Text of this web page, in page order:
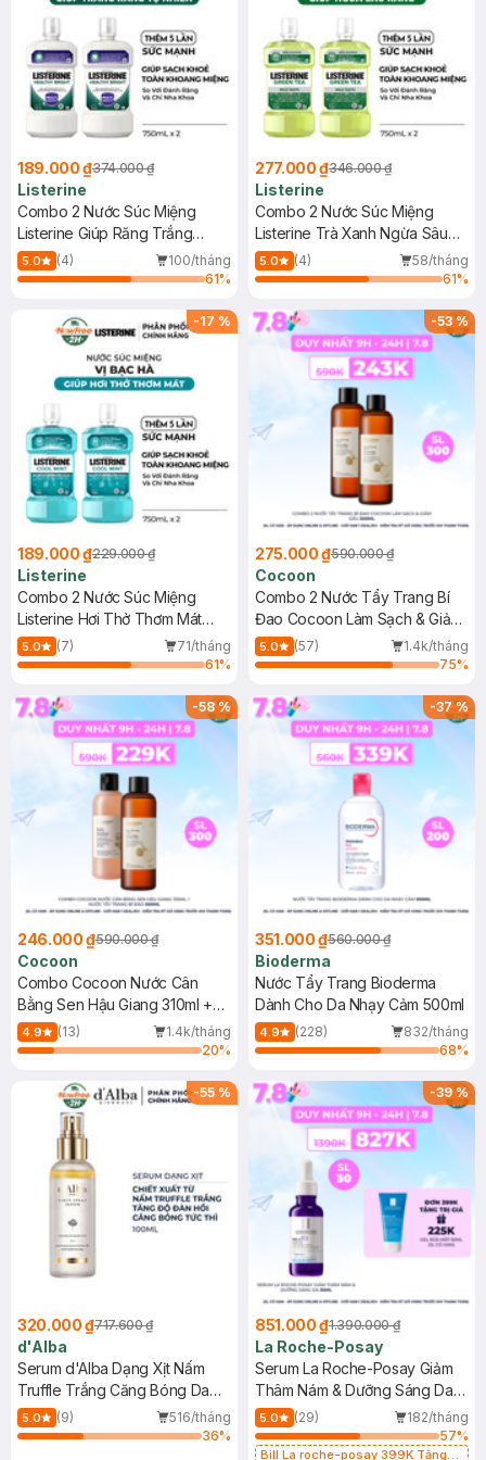
189.000 ₫374.000 ₫
Listerine
Combo 2 Nước Súc Miệng
Listerine Giúp Răng Trắng
Sáng 750ml
5.0 (4)
100/tháng
61%
277.000 ₫346.000 ₫
Listerine
Combo 2 Nước Súc Miệng
Listerine Trà Xanh Ngừa Sâu
Răng 750ml
5.0 (4)
58/tháng
61%
-17 %
189.000 ₫229.000 ₫
Listerine
Combo 2 Nước Súc Miệng
Listerine Hơi Thở Thơm Mát
750ml
5.0 (7)
71/tháng
61%
-53%
275.000 ₫590.000 ₫
Cocoon
Combo 2 Nước Tẩy Trang Bí
Đao Cocoon Làm Sạch & Giảm
Dầu 500ml
5.0 (57)
1.4k/tháng
75%
-58%
246.000 ₫590.000 ₫
Cocoon
Combo Cocoon Nước Cân
Bằng Sen Hậu Giang 310ml +
Nước Tẩy Trang Bí Đao 500ml
4.9 (13)
1.4k/tháng
20%
-37%
351.000 ₫560.000 ₫
Bioderma
Nước Tẩy Trang Bioderma
Dành Cho Da Nhạy Cảm 500ml
4.9 (228)
832/tháng
68%
-55 %
320.000 ₫717.600 ₫
d'Alba
Serum d'Alba Dạng Xịt Nấm
Truffle Trắng Căng Bóng Da
100ml
5.0 (9)
516/tháng
36%
-39%
851.000 ₫1.390.000 ₫
La Roche-Posay
Serum La Roche-Posay Giảm
Thâm Nám & Dưỡng Sáng Da
30ml
5.0 (29)
182/tháng
57%
Bill La roche-posay 399K Tặng